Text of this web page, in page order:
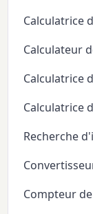
Calculatrice
Calculateur
Calculatrice
Calculatrice
Recherche
Compteur